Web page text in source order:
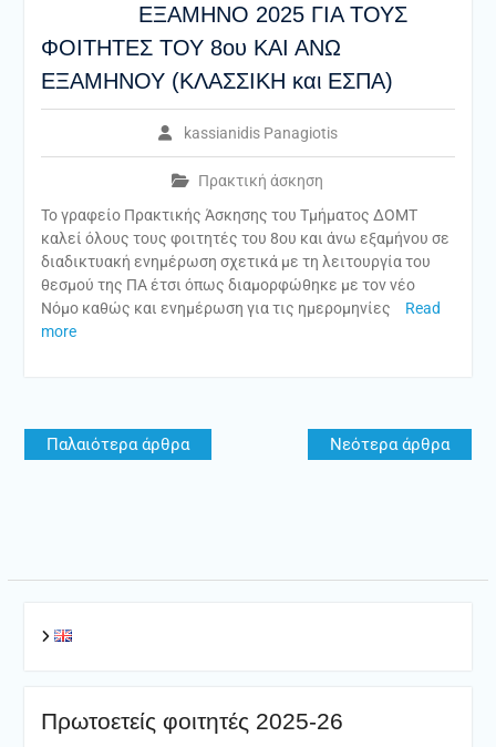
ΕΞΑΜΗΝΟ 2025 ΓΙΑ ΤΟΥΣ
ΦΟΙΤΗΤΕΣ ΤΟΥ 8ου ΚΑΙ ΑΝΩ
ΕΞΑΜΗΝΟΥ (ΚΛΑΣΣΙΚΗ και ΕΣΠΑ)
kassianidis Panagiotis
Πρακτική άσκηση
Το γραφείο Πρακτικής Άσκησης του Τμήματος ΔΟΜΤ
καλεί όλους τους φοιτητές του 8ου και άνω εξαμήνου σε
διαδικτυακή ενημέρωση σχετικά με τη λειτουργία του
θεσμού της ΠΑ έτσι όπως διαμορφώθηκε με τον νέο
Νόμο καθώς και ενημέρωση για τις ημερομηνίες
Read
more
Πλοήγηση
άρθρων
Παλαιότερα άρθρα Νεότερα άρθρα
Πρωτοετείς φοιτητές 2025-26